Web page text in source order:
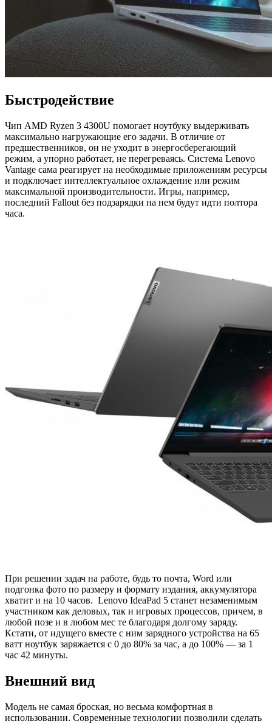
Быстродействие
Чип AMD Ryzen 3 4300U помогает ноутбуку выдерживать
максимально нагружающие его задачи. В отличие от
предшественников, он не уходит в энергосберегающий
режим, а упорно работает, не перегреваясь. Система Lenovo
Vantage сама реагирует на необходимые приложениям ресурсы
и подключает интеллектуальное охлаждение или режим
максимальной производительности. Игры, например,
последний Fallout без подзарядки на нем будут идти полтора
часа.
При решении задач на работе, будь то почта, Word или
подгонка фото по размеру и формату издания, аккумулятора
хватит и на 10 часов. Lenovo IdeaPad 5 станет незаменимым
участником как деловых, так и игровых процессов, причем, в
любой позе и в любом мес те благодаря долгому заряду.
Кстати, от идущего вместе с ним зарядного устройства на 65
ватт ноутбук заряжается с 0 до 80% за час, а до 100% — за 1
час 42 минуты.
Внешний вид
Модель не самая броская, но весьма комфортная в
использовании. Современные технологии позволили сделать